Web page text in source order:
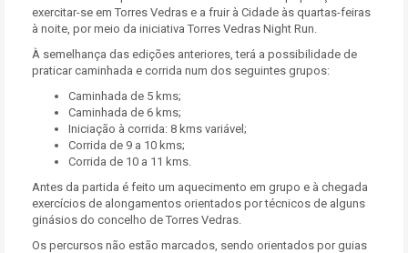
exercitar-se em Torres Vedras e a fruir à Cidade às quartas-feiras
à noite, por meio da iniciativa Torres Vedras Night Run.
À semelhança das edições anteriores, terá a possibilidade de
praticar caminhada e corrida num dos seguintes grupos:
Caminhada de 5 kms;
Caminhada de 6 kms;
Iniciação à corrida: 8 kms variável;
Corrida de 9 a 10 kms;
Corrida de 10 a 11 kms.
Antes da partida é feito um aquecimento em grupo e à chegada
exercícios de alongamentos orientados por técnicos de alguns
ginásios do concelho de Torres Vedras.
Os percursos não estão marcados, sendo orientados por guias